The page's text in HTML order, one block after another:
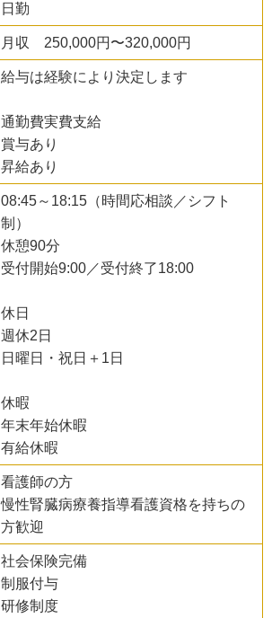
日勤
月収 250,000円〜320,000円
給与は経験により決定します
通勤費実費支給
賞与あり
昇給あり
08:45～18:15（時間応相談／シフト
制）
休憩90分
受付開始9:00／受付終了18:00
休日
週休2日
日曜日・祝日＋1日
休暇
年末年始休暇
有給休暇
看護師の方
慢性腎臓病療養指導看護資格を持ちの
方歓迎
社会保険完備
制服付与
研修制度